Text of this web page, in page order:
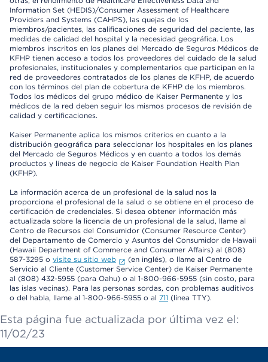
Information Set (HEDIS)/Consumer Assessment of Healthcare
Providers and Systems (CAHPS), las quejas de los
miembros/pacientes, las calificaciones de seguridad del paciente, las
medidas de calidad del hospital y la necesidad geográfica. Los
miembros inscritos en los planes del Mercado de Seguros Médicos de
KFHP tienen acceso a todos los proveedores del cuidado de la salud
profesionales, institucionales y complementarios que participan en la
red de proveedores contratados de los planes de KFHP, de acuerdo
con los términos del plan de cobertura de KFHP de los miembros.
Todos los médicos del grupo médico de Kaiser Permanente y los
médicos de la red deben seguir los mismos procesos de revisión de
calidad y certificaciones.
Kaiser Permanente aplica los mismos criterios en cuanto a la
distribución geográfica para seleccionar los hospitales en los planes
del Mercado de Seguros Médicos y en cuanto a todos los demás
productos y líneas de negocio de Kaiser Foundation Health Plan
(KFHP).
La información acerca de un profesional de la salud nos la
proporciona el profesional de la salud o se obtiene en el proceso de
certificación de credenciales. Si desea obtener información más
actualizada sobre la licencia de un profesional de la salud, llame al
Centro de Recursos del Consumidor (Consumer Resource Center)
del Departamento de Comercio y Asuntos del Consumidor de Hawaii
(Hawaii Department of Commerce and Consumer Affairs) al (808)
587-3295 o visite su sitio web
(en inglés), o llame al Centro de
Servicio al Cliente (Customer Service Center) de Kaiser Permanente
al (808) 432-5955 (para Oahu) o al 1-800-966-5955 (sin costo, para
las islas vecinas). Para las personas sordas, con problemas auditivos
o del habla, llame al 1-800-966-5955 o al 711 (línea TTY).
Esta página fue actualizada por última vez el:
11/02/23